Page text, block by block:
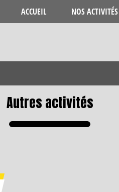
ACCUEIL NOS ACTIVITÉS
Autres activités